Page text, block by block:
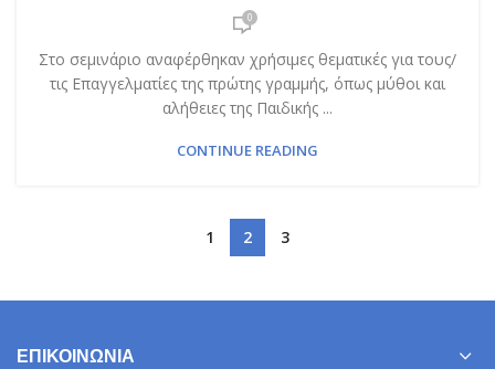
0
Στο σεμινάριο αναφέρθηκαν χρήσιμες θεματικές για τους/
τις Επαγγελματίες της πρώτης γραμμής, όπως μύθοι και
αλήθειες της Παιδικής ...
CONTINUE READING
1 2 3
ΕΠΙΚΟΙΝΩΝΊΑ